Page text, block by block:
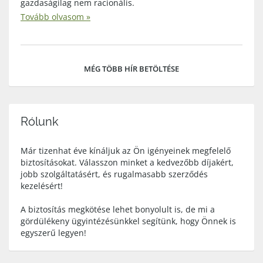
gazdaságilag nem racionális.
Tovább olvasom »
MÉG TÖBB HÍR BETÖLTÉSE
Rólunk
Már tizenhat éve kínáljuk az Ön igényeinek megfelelő
biztosításokat. Válasszon minket a kedvezőbb díjakért,
jobb szolgáltatásért, és rugalmasabb szerződés
kezelésért!
A biztosítás megkötése lehet bonyolult is, de mi a
gördülékeny ügyintézésünkkel segítünk, hogy Önnek is
egyszerű legyen!